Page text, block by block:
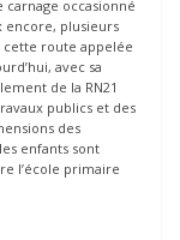
carnage occasionné
encore, plusieurs
route appelée
avec sa
de la RN21
publics et des
des
enfants sont
l’école primaire